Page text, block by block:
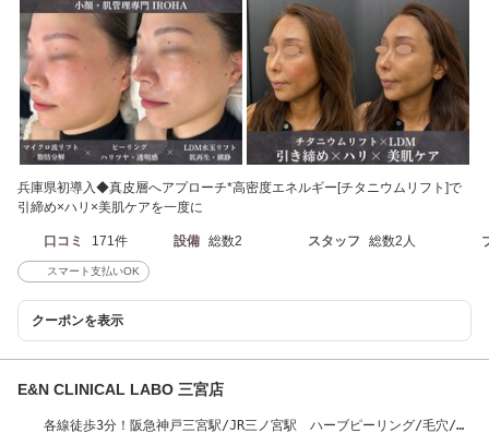
兵庫県初導入◆真皮層へアプローチ*高密度エネルギー[チタニウムリフト]で
引締め×ハリ×美肌ケアを一度に
口コミ 171件 設備 総数2 スタッフ 総数2人
スマート支払いOK
クーポンを表示
E&N CLINICAL LABO 三宮店
各線徒歩3分！阪急神戸三宮駅/JR三ノ宮駅 ハーブピーリング/毛穴/小